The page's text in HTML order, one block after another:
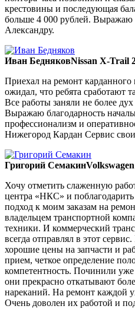
крестовины и последующая
больше 4 000 рублей. Выражаю
Александру.
Иван БедняковNissan X-Trail
Приехал на ремонт
ожидал, что ребята сработают
Все работы заняли не более
Выражаю благодарность
профессионализм и
Нижегород Кардан Сервис
Григорий Семакин
Хочу отметить слаженную
центра «НКС» и
подход к моим заказам на
владельцем транспортной
техники. И коммерческий
всегда отправлял в этот
хорошие цены на запчасти и
прием, четкое определение
компетентность. Починили
они прекрасно откатывают
нареканий. На ремонт каждой
Очень доволен их работой и